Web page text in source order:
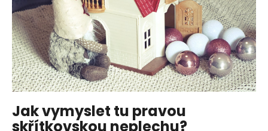
Jak vymyslet tu pravou
skřítkovskou neplechu?